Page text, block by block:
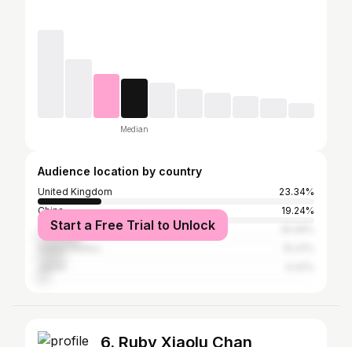
Median
Audience location by country
United Kingdom
23.34%
China
19.24%
The Netherlands
Start a Free Trial to Unlock
6. Ruby Xiaolu Chan